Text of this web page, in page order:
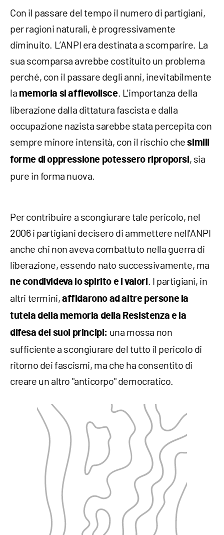
Con il passare del tempo il numero di partigiani,
per ragioni naturali, è progressivamente
diminuito. L’ANPI era destinata a scomparire. La
sua scomparsa avrebbe costituito un problema
perché, con il passare degli anni, inevitabilmente
la memoria si affievolisce. L'importanza della
liberazione dalla dittatura fascista e dalla
occupazione nazista sarebbe stata percepita con
sempre minore intensità, con il rischio chesimili
forme di oppressione potessero riproporsi, sia
pure in forma nuova.
Per contribuire a scongiurare tale pericolo, nel
2006 i partigiani decisero di ammettere nell'ANPI
anche chi non aveva combattuto nella guerra di
liberazione, essendo nato successivamente, ma
ne condivideva lo spirito e i valori . I partigiani, in
altri termini, affidarono ad altre persone la
tutela della memoria della Resistenza e la
difesa dei suoi principi: una mossa non
sufficiente a scongiurare del tutto il pericolo di
ritorno dei fascismi, ma che ha consentito di
creare un altro "anticorpo" democratico.